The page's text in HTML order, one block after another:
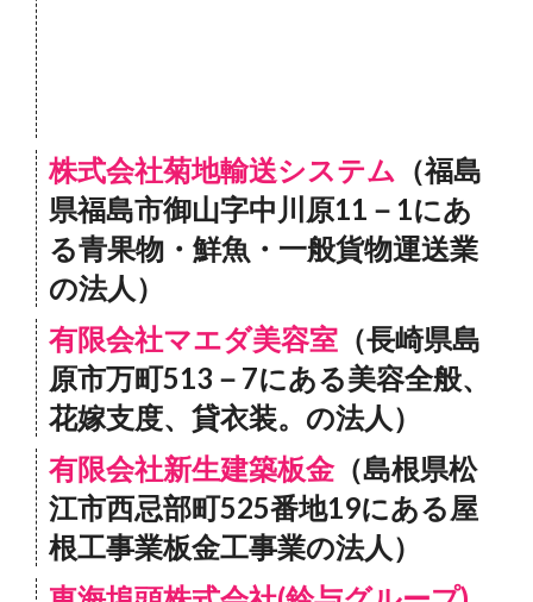
株式会社菊地輸送システム （福島
県福島市御山字中川原11－1にあ
る青果物・鮮魚・一般貨物運送業
の法人）
有限会社マエダ美容室 （長崎県島
原市万町513－7にある美容全般、
花嫁支度、貸衣装。の法人）
有限会社新生建築板金（島根県松
江市西忌部町525番地19にある屋
根工事業板金工事業の法人）